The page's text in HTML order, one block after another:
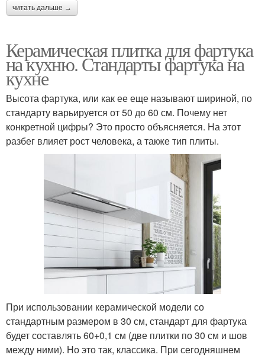
читать дальше →
Керамическая плитка для фартука
на кухню. Стандарты фартука на
кухне
Высота фартука, или как ее еще называют шириной, по
стандарту варьируется от 50 до 60 см. Почему нет
конкретной цифры? Это просто объясняется. На этот
разбег влияет рост человека, а также тип плиты.
При использовании керамической модели со
стандартным размером в 30 см, стандарт для фартука
будет составлять 60+0,1 см (две плитки по 30 см и шов
между ними). Но это так, классика. При сегодняшнем